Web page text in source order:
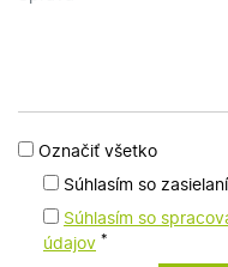
Označiť všetko
Súhlasím so
Súhlasím so
údajov *